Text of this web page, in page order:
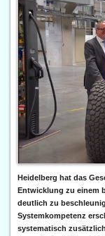
Heidelberg hat das
Entwicklung zu einem
deutlich zu
Systemkompetenz
systematisch